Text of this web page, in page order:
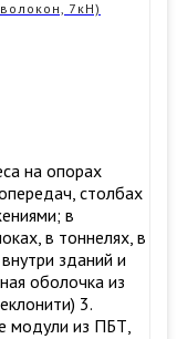
7кН)
на опорах
столбах
в
в тоннелях, в
зданий и
оболочка из
3.
модули из ПБТ,